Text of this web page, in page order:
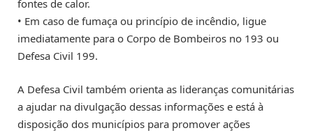
fontes de calor.
• Em caso de fumaça ou princípio de incêndio, ligue
imediatamente para o Corpo de Bombeiros no 193 ou
Defesa Civil 199.
A Defesa Civil também orienta as lideranças comunitárias
a ajudar na divulgação dessas informações e está à
disposição dos municípios para promover ações